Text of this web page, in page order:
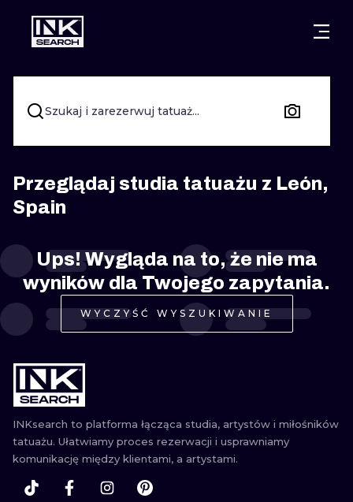
MIASTA GDAŃSK
WARSZAWA POZNAŃ
KRAKÓW KATOWICE
WROCŁAW ŁÓDŹ
AMSTERDAM EDYNBURG
PRAGA LONDYN
STYLE
KALIGRAFIA
NEW
TRIBAL
RYCINOWE
Szukaj i zarezerwuj tatuaż...
Przeglądaj studia tatuażu z León,
Spain
Ups! Wygląda na to, że nie ma
wyników dla Twojego zapytania.
WYCZYŚĆ WYSZUKIWANIE
INKsearch to platforma łącząca studia, artystów i miłośników
tatuażu. Ułatwiamy proces rezerwacji i usprawniamy
komunikację między klientami, a artystami.